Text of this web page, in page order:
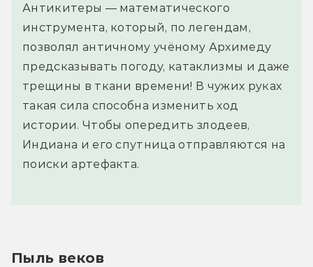
Антикитеры — математического
инструмента, который, по легендам,
позволял античному учёному Архимеду
предсказывать погоду, катаклизмы и даже
трещины в ткани времени! В чужих руках
такая сила способна изменить ход
истории. Чтобы опередить злодеев,
Индиана и его спутница отправляются на
поиски артефакта.
Пыль веков